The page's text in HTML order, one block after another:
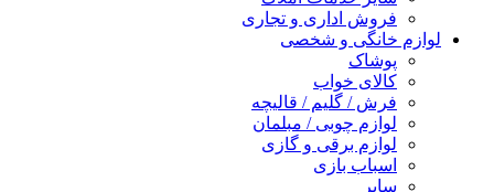
فروش اداری و تجاری
لوازم خانگی و شخصی
پوشاک
کالای خواب
فرش / گلیم / قالیچه
لوازم چوبی / مبلمان
لوازم برقی و گازی
اسباب بازی
سایر